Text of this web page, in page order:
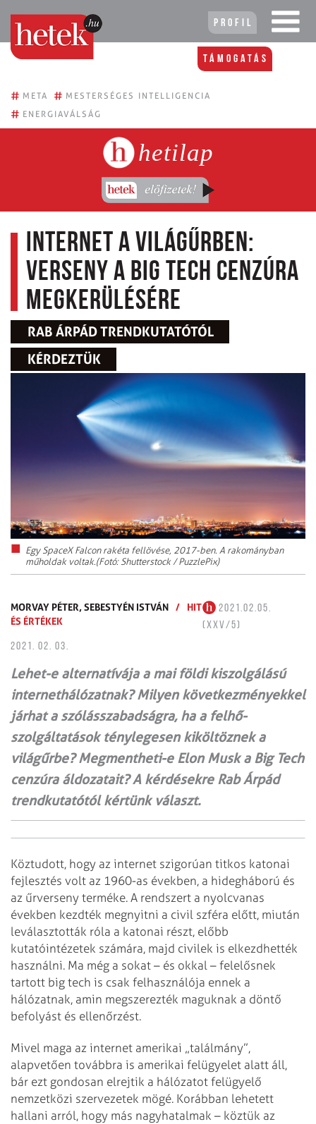
Profil
Támogatás
# META # MESTERSÉGES INTELLIGENCIA
# ENERGIAVÁLSÁG
hetilap
Internet a világűrben:
verseny a Big Tech cenzúra
megkerülésére
RAB ÁRPÁD TRENDKUTATÓTÓL
KÉRDEZTÜK
Egy SpaceX Falcon rakéta fellövése, 2017-ben. A rakományban
műholdak voltak.(Fotó: Shutterstock / PuzzlePix)
MORVAY PÉTER,SEBESTYÉN ISTVÁN /
HIT
ÉS ÉRTÉKEK
2021.02.05.
(XXV/5)
2021. 02. 03.
Lehet-e alternatívája a mai földi kiszolgálású
internet­hálózatnak? Milyen következményekkel
járhat a szólásszabadságra, ha a felhő-
szolgáltatások ténylegesen kiköltöznek a
világűrbe? Megmentheti-e Elon Musk a Big Tech
cenzúra áldozatait? A kérdésekre Rab Árpád
trendkutatótól kértünk választ.
Köztudott, hogy az internet szigorúan titkos katonai
fejlesztés volt az 1960-as években, a hidegháború és
az űrverseny terméke. A rendszert a nyolcvanas
években kezdték megnyitni a civil szféra előtt, miután
leválasztották róla a katonai részt, előbb
kutatóintézetek számára, majd civilek is elkezdhették
használni. Ma még a sokat – és okkal – felelősnek
tartott big tech is csak felhasználója ennek a
hálózatnak, amin megszerezték maguknak a döntő
befolyást és ellenőrzést.
Mivel maga az internet amerikai „találmány”,
alapvetően továbbra is amerikai felügyelet alatt áll,
bár ezt gondosan elrejtik a hálózatot felügyelő
nemzetközi szervezetek mögé. Korábban lehetett
hallani arról, hogy más nagyhatalmak – köztük az